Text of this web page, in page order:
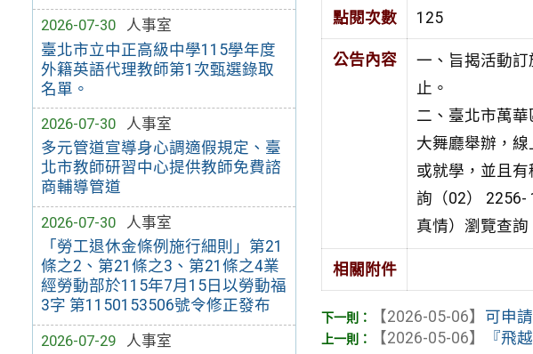
2026-07-30
人事室
臺北市立中正高級中學115學年度
外籍英語代理教師第1次甄選錄取
名單。
2026-07-30
人事室
多元管道宣導身心調適假規定、臺
北市教師研習中心提供教師免費諮
商輔導管道
2026-07-30
人事室
「勞工退休金條例施行細則」第21
條之2、第21條之3、第21條之4業
經勞動部於115年7月15日以勞動福
3字 第1150153506號令修正發布
2026-07-29
人事室
點閱次數 125
公告內容
一、旨揭活動
止。
二、臺北市萬
大舞廳舉辦，
或就學，並且
詢（02）
真情）瀏覽查詢
相關附件
【2026-05-06】 可申
【2026-05-06】
『飛